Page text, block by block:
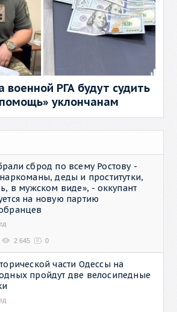
военной РГА будут судить
уклончанам
сброд по всему Ростову -
деды и проститутки,
в мужском виде», - оккупант
на новую партию
2 645 0
части Одессы на
пройдут две велосипедные